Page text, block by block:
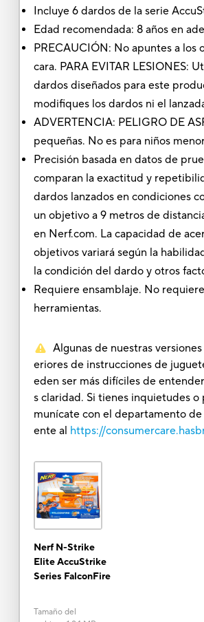
Incluye 6 dardos de la serie
Edad recomendada: 8 años en
PRECAUCIÓN: No apuntes a los
cara. PARA EVITAR LESIONES:
dardos diseñados para este
modifiques los dardos ni el
ADVERTENCIA: PELIGRO DE
pequeñas. No es para niños
Precisión basada en datos de
comparan la exactitud y
dardos lanzados en condiciones
un objetivo a 9 metros de
en Nerf.com. La capacidad de
objetivos variará según la
la condición del dardo y otros
Requiere ensamblaje. No requiere
herramientas.
Algunas de nuestras
eriores de instrucciones de
eden ser más difíciles de
s claridad. Si tienes inquietudes o
munícate con el departamento
ente al https://
Nerf N-Strike
Elite AccuStrike
Series FalconFire
Tamaño del